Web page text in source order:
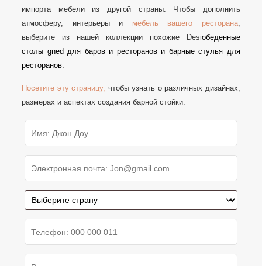
импорта мебели из другой страны. Чтобы дополнить
атмосферу, интерьеры и мебель вашего ресторана,
выберите из нашей коллекции похожие Desiобеденные
столы gned для баров и ресторанови барные стулья для
ресторанов.
Посетите эту страницу, чтобы узнать о различных дизайнах,
размерах и аспектах создания барной стойки.